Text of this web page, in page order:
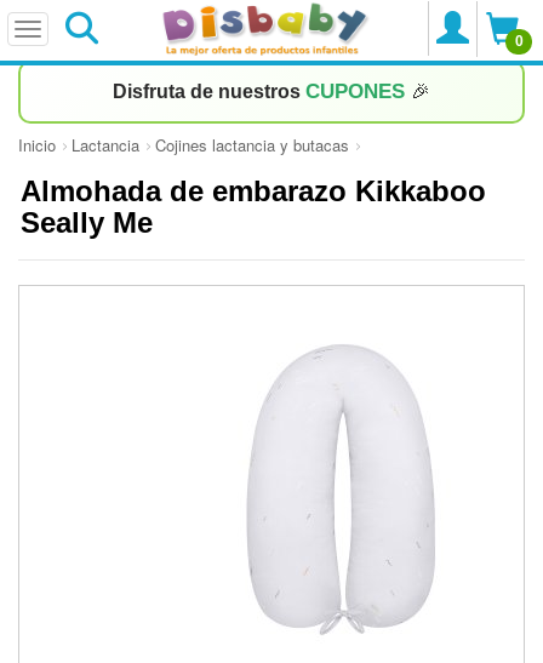
0
Disfruta de nuestros CUPONES 🎉
Inicio Lactancia Cojines lactancia y butacas
Almohada de embarazo Kikkaboo
Seally Me